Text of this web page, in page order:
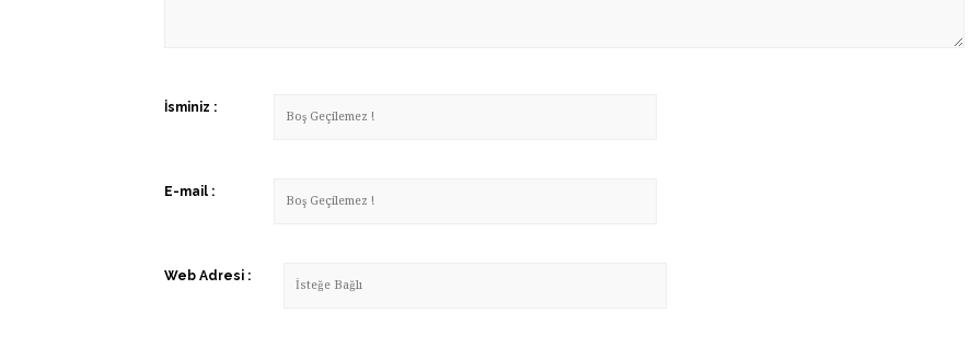
İsminiz :
E-mail :
Web Adresi :